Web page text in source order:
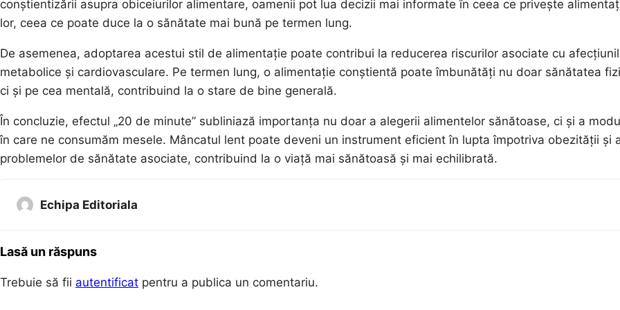
conștientizării asupra obiceiurilor alimentare, oamenii pot lua decizii mai informate în ceea ce privește
lor, ceea ce poate duce la o sănătate mai bună pe termen lung.
De asemenea, adoptarea acestui stil de alimentație poate contribui la reducerea riscurilor asociate cu
metabolice și cardiovasculare. Pe termen lung, o alimentație conștientă poate îmbunătăți nu doar sănătatea
ci și pe cea mentală, contribuind la o stare de bine generală.
În concluzie, efectul „20 de minute” subliniază importanța nu doar a alegerii alimentelor sănătoase, ci și a
în care ne consumăm mesele. Mâncatul lent poate deveni un instrument eficient în lupta împotriva obezității și
problemelor de sănătate asociate, contribuind la o viață mai sănătoasă și mai echilibrată.
Echipa Editoriala
Lasă un răspuns
Trebuie să fii autentificat pentru a publica un comentariu.